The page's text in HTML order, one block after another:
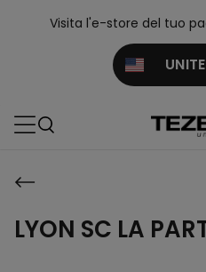
Visita l'e-store del tuo
LYON SC LA